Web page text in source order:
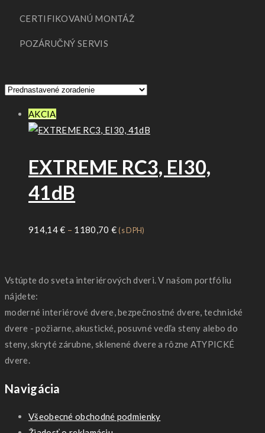
AKCIA
EXTREME RC3, EI30,
41dB
914,14€ – 1180,70 €Price
through
(s DPH)
CERTIFIKOVANÚ MONTÁŽ
POZÁRUČNÝ SERVIS
Vstúpte do sveta interiérových dveri. V našom portfóliu
nájdete:
moderné interiérové dvere, bezpečnostné dvere, technické
dvere - požiarne, akustické, posuvné vedľa steny alebo do
steny, skryté zárubne, sklenené dvere a rôzne ATYPICKÉ
dvere.
Navigácia
Všeobecné obchodné podmienky